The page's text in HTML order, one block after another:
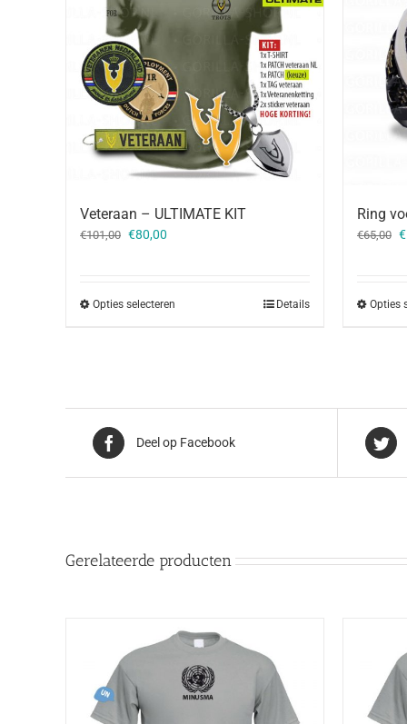
Veteraan – ULTIMATE KIT
€101,00 Oorspronkelijke
€80,00
Opties selecteren Details
Ring
€65,00 €
Opties
Deel op Facebook
Gerelateerde producten